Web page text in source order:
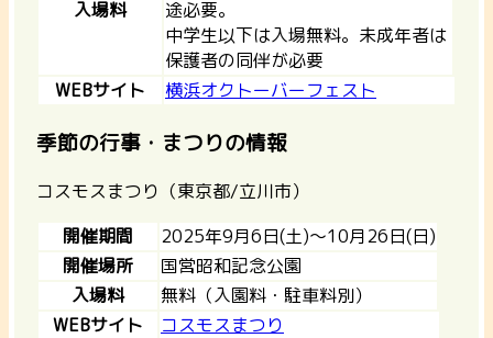
入場料
途必要。
中学生以下は入場無料。未成年者は
保護者の同伴が必要
WEBサイト
横浜オクトーバーフェスト
季節の行事・まつりの情報
コスモスまつり（東京都/立川市）
開催期間
2025年9月6日(土)～10月26日(日)
開催場所
国営昭和記念公園
入場料
無料（入園料・駐車料別）
WEBサイト
コスモスまつり